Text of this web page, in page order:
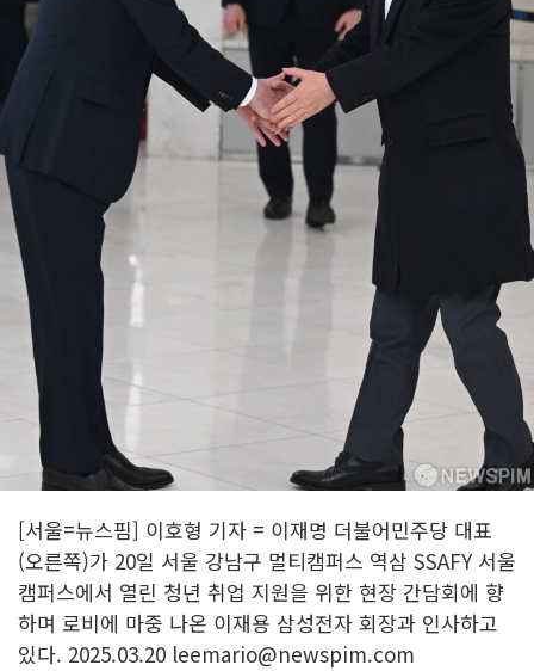
[서울=뉴스핌] 이호형 기자 = 이재명 더불어민주당 대표
(오른쪽)가 20일 서울 강남구 멀티캠퍼스 역삼 SSAFY 서울
캠퍼스에서 열린 청년 취업 지원을 위한 현장 간담회에 향
하며 로비에 마중 나온 이재용 삼성전자 회장과 인사하고
있다. 2025.03.20 leemario@newspim.com